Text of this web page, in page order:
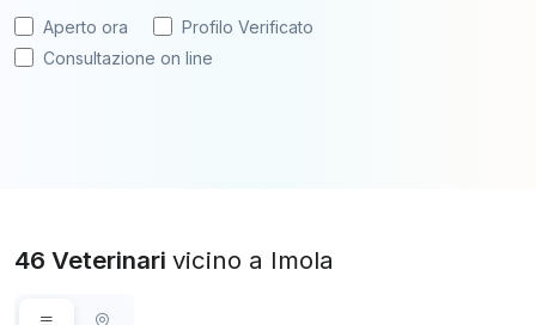
Aperto ora
Profilo Verificato
Consultazione on line
46 Veterinari vicino a Imola